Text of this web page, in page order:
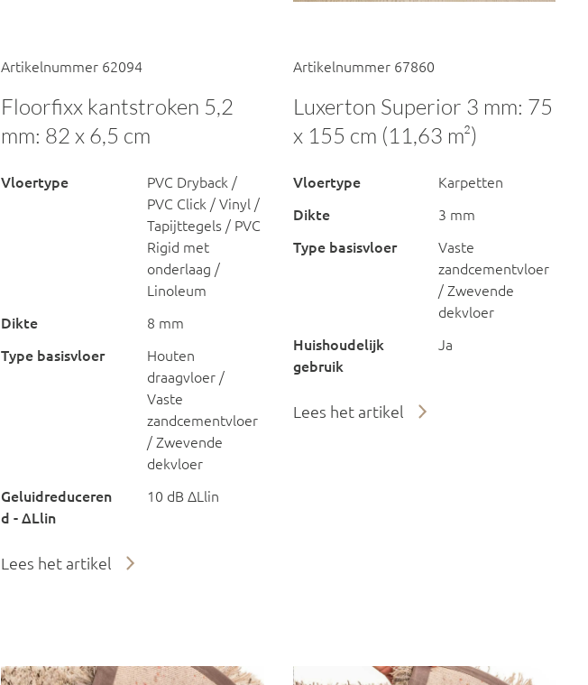
Artikelnummer 62094
Floorfixx kantstroken 5,2
mm: 82 x 6,5 cm
Vloertype
PVC Dryback /
PVC Click / Vinyl /
Tapijttegels / PVC
Rigid met
onderlaag /
Linoleum
Dikte
8 mm
Type basisvloer
Houten
draagvloer /
Vaste
zandcementvloer
/ Zwevende
dekvloer
Geluidreduceren
d - ΔLlin
10 dB ΔLlin
Lees het artikel
Artikelnummer 67860
Luxerton Superior 3 mm: 75
x 155 cm (11,63 m²)
Vloertype
Karpetten
Dikte
3 mm
Type basisvloer
Vaste
zandcementvloer
/ Zwevende
dekvloer
Huishoudelijk
gebruik
Ja
Lees het artikel